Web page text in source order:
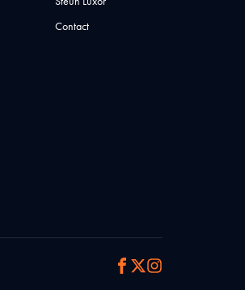
Contact